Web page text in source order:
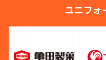
ユニフォ